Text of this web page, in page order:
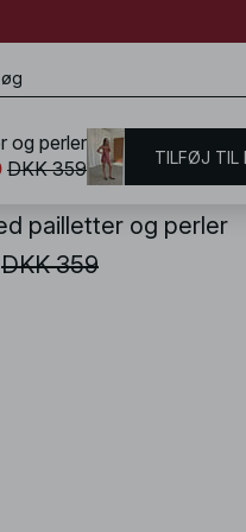
/ Sommersæt
pailletter og perler
DKK 359
og perler
DKK 359 TILFØJ TIL